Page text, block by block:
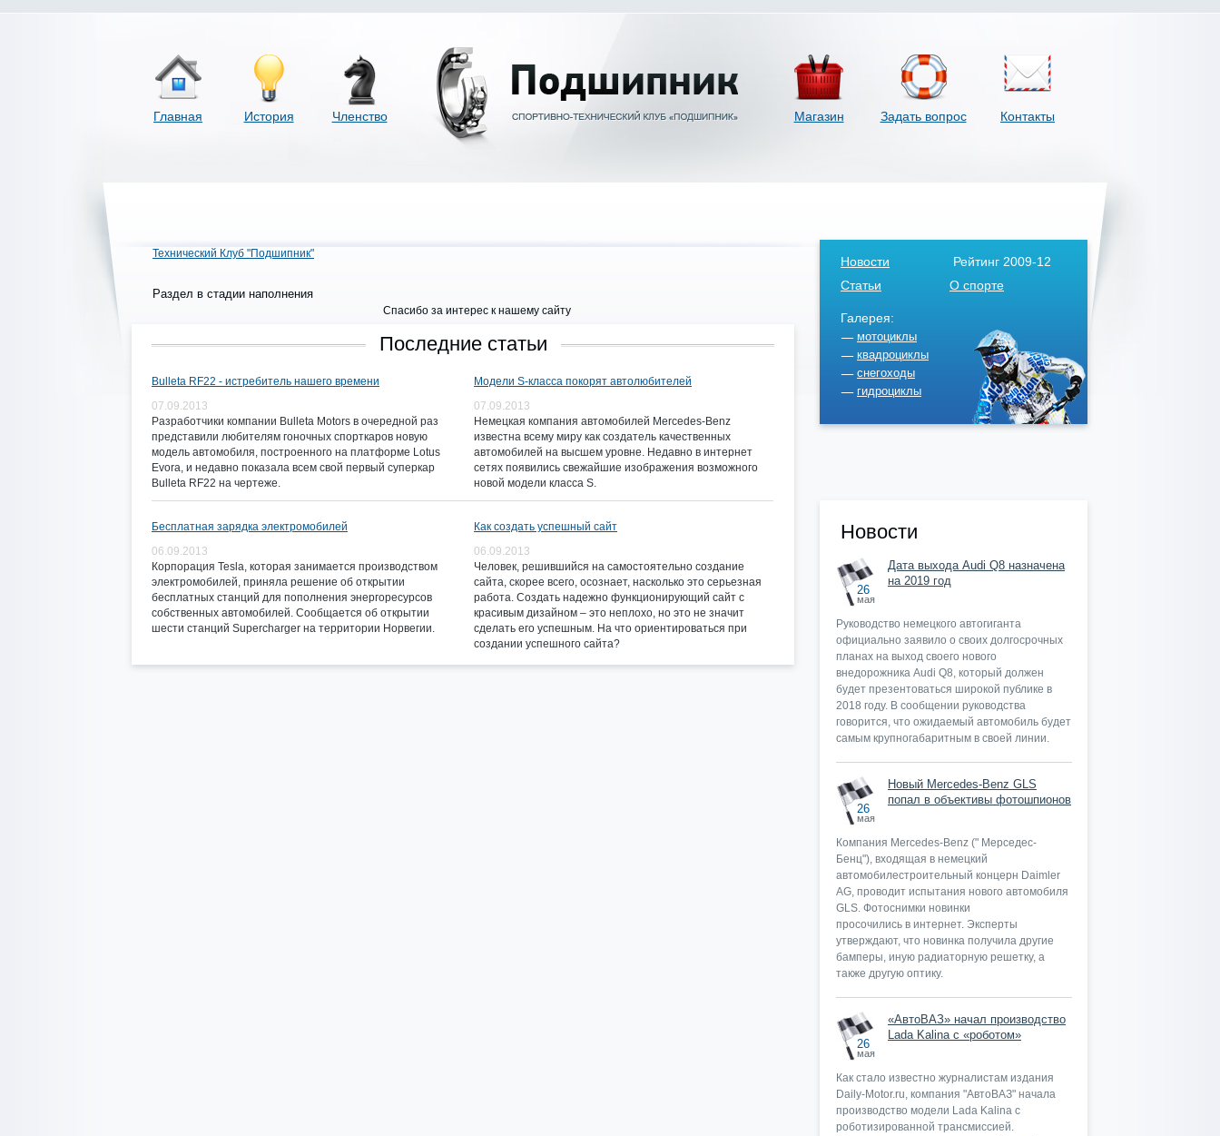
Главная История Членство Магазин Задать вопрос Контакты
Технический Клуб "Подшипник"
Раздел в стадии наполнения
Спасибо за интерес к нашему сайту
Последние статьи
Bulleta RF22 - истребитель нашего времени
07.09.2013
Разработчики компании Bulleta Motors в очередной раз
представили любителям гоночных спорткаров новую
модель автомобиля, построенного на платформе Lotus
Evora, и недавно показала всем свой первый суперкар
Bulleta RF22 на чертеже.
Модели S-класса покорят автолюбителей
07.09.2013
Немецкая компания автомобилей Mercedes-Benz
известна всему миру как создатель качественных
автомобилей на высшем уровне. Недавно в интернет
сетях появились свежайшие изображения возможного
новой модели класса S.
Бесплатная зарядка электромобилей
06.09.2013
Корпорация Tesla, которая занимается производством
электромобилей, приняла решение об открытии
бесплатных станций для пополнения энергоресурсов
собственных автомобилей. Сообщается об открытии
шести станций Supercharger на территории Норвегии.
Как создать успешный сайт
06.09.2013
Человек, решившийся на самостоятельно создание
сайта, скорее всего, осознает, насколько это серьезная
работа. Создать надежно функционирующий сайт с
красивым дизайном – это неплохо, но это не значит
сделать его успешным. На что ориентироваться при
создании успешного сайта?
Новости
Рейтинг 2009-12
Статьи
О спорте
Галерея:
мотоциклы
квадроциклы
снегоходы
гидроциклы
Новости
26
мая
Дата выхода Audi Q8 назначена
на 2019 год
Руководство немецкого автогиганта
официально заявило о своих долгосрочных
планах на выход своего нового
внедорожника Audi Q8, который должен
будет презентоваться широкой публике в
2018 году. В сообщении руководства
говорится, что ожидаемый автомобиль будет
самым крупногабаритным в своей линии.
26
мая
Новый Mercedes-Benz GLS
попал в объективы фотошпионов
Компания Mercedes-Benz (" Мерседес-
Бенц"), входящая в немецкий
автомобилестроительный концерн Daimler
AG, проводит испытания нового автомобиля
GLS. Фотоснимки новинки
просочились в интернет. Эксперты
утверждают, что новинка получила другие
бамперы, иную радиаторную решетку, а
также другую оптику.
26
мая
«АвтоВАЗ» начал производство
Lada Kalina с «роботом»
Как стало известно журналистам издания
Daily-Motor.ru, компания "АвтоВАЗ" начала
производство модели Lada Kalina с
роботизированной трансмиссией.